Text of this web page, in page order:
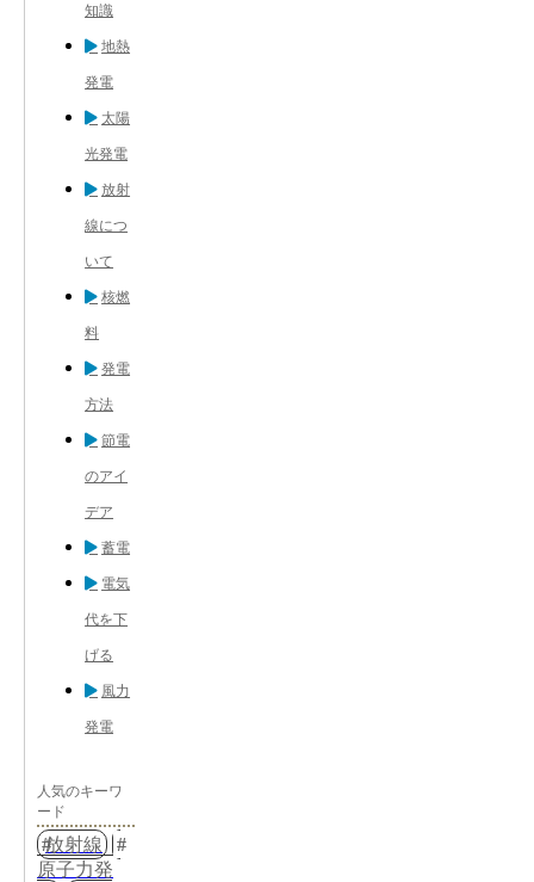
知識
地熱
発電
太陽
光発電
放射
線につ
いて
核燃
料
発電
方法
節電
のアイ
デア
蓄電
電気
代を下
げる
風力
発電
人気のキーワ
ード
放射線
原子力発